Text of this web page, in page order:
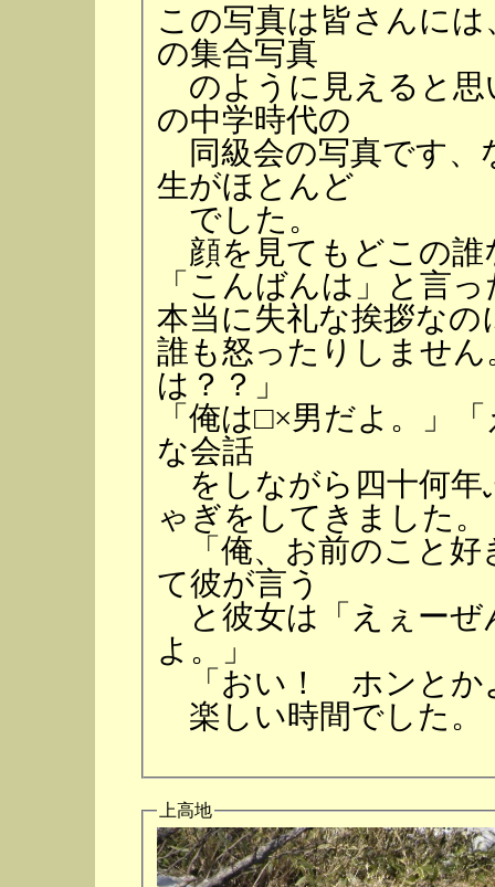
この写真は皆さんに
の集合写真
のように見えると思
の中学時代の
同級会の写真です、
生がほとんど
でした。
顔を見てもどこの誰
「こんばんは」と言
本当に失礼な挨拶なの
誰も怒ったりしませ
は？？」
「俺は□×男だよ。」
な会話
をしながら四十何年
ゃぎをしてきました。
「俺、お前のこと好
て彼が言う
と彼女は「えぇー
よ。」
「おい！ ホンとか
楽しい時間でした。
上高地